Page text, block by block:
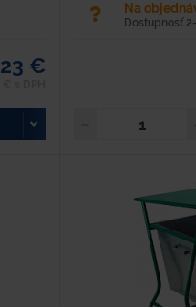
23 €
Na
Dostupnosť